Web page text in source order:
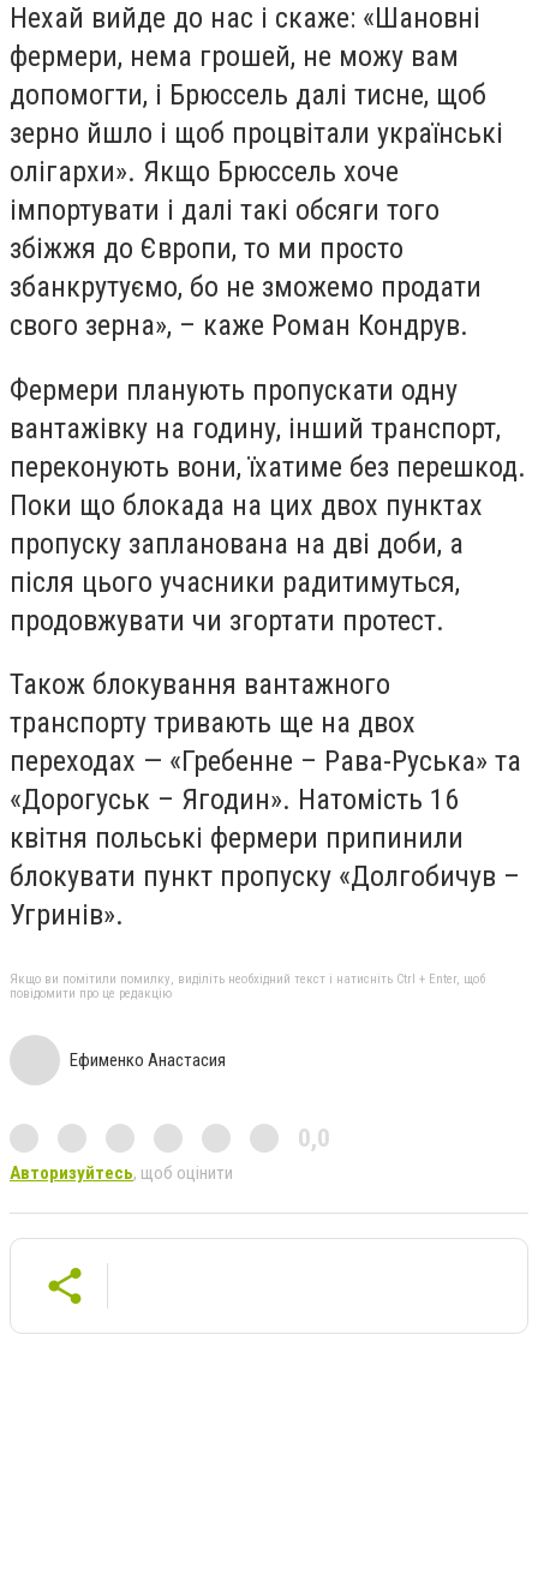
Нехай вийде до нас і скаже: «Шановні
фермери, нема грошей, не можу вам
допомогти, і Брюссель далі тисне, щоб
зерно йшло і щоб процвітали українські
олігархи». Якщо Брюссель хоче
імпортувати і далі такі обсяги того
збіжжя до Європи, то ми просто
збанкрутуємо, бо не зможемо продати
свого зерна», – каже Роман Кондрув.
Фермери планують пропускати одну
вантажівку на годину, інший транспорт,
переконують вони, їхатиме без перешкод.
Поки що блокада на цих двох пунктах
пропуску запланована на дві доби, а
після цього учасники радитимуться,
продовжувати чи згортати протест.
Також блокування вантажного
транспорту тривають ще на двох
переходах — «Гребенне – Рава-Руська» та
«Дорогуськ – Ягодин». Натомість 16
квітня польські фермери припинили
блокувати пункт пропуску «Долгобичув –
Угринів».
Якщо ви помітили помилку, виділіть необхідний текст і натисніть Ctrl + Enter, щоб
повідомити про це редакцію
Ефименко Анастасия
0,0
Авторизуйтесь, щоб оцінити